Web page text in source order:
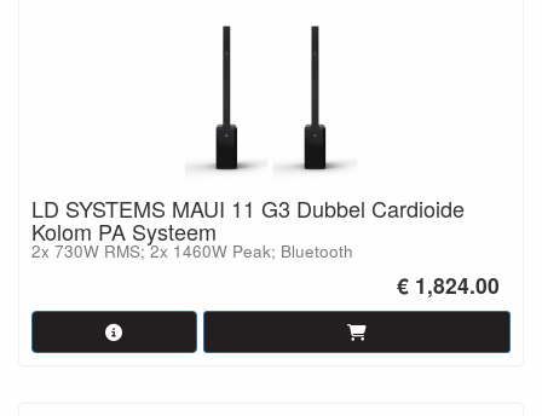
LD SYSTEMS MAUI 11 G3 Dubbel Cardioide
Kolom PA Systeem
2x 730W RMS; 2x 1460W Peak; Bluetooth
€ 1,824.00